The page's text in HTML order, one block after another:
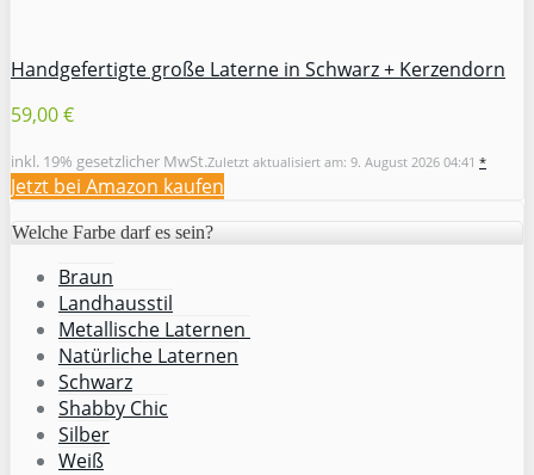
Handgefertigte große Laterne in Schwarz + Kerzendorn
59,00 €
inkl. 19% gesetzlicher MwSt.Zuletzt aktualisiert am: 9. August 2026 04:41 *
Jetzt bei Amazon kaufen
Welche Farbe darf es sein?
Braun
Landhausstil
Metallische Laternen
Natürliche Laternen
Schwarz
Shabby Chic
Silber
Weiß